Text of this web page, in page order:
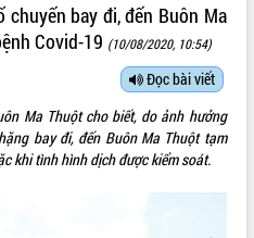
bay đi, đến Buôn Ma
Covid-19 (10/08/2020, 10:54)
Đọc bài viết
Ma Thuột cho biết, do ảnh hưởng
bay đi, đến Buôn Ma Thuột tạm
khi tình hình dịch được kiểm soát.